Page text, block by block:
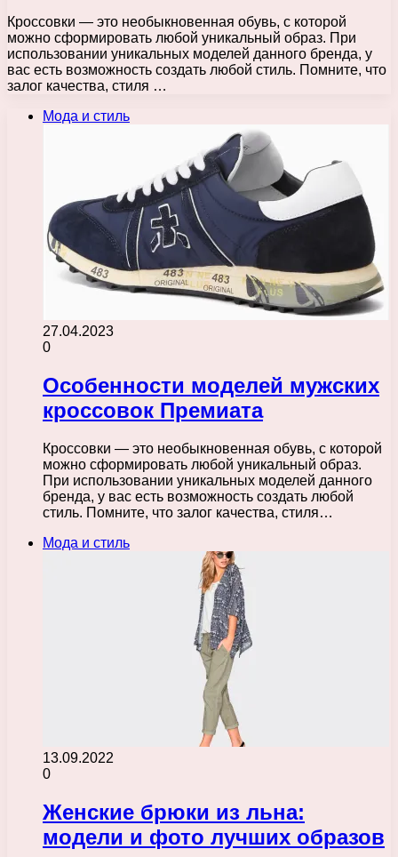
Кроссовки — это необыкновенная обувь, с которой
можно сформировать любой уникальный образ. При
использовании уникальных моделей данного бренда, у
вас есть возможность создать любой стиль. Помните, что
залог качества, стиля …
Мода и стиль
27.04.2023
0
Особенности моделей мужских
кроссовок Премиата
Кроссовки — это необыкновенная обувь, с которой
можно сформировать любой уникальный образ.
При использовании уникальных моделей данного
бренда, у вас есть возможность создать любой
стиль. Помните, что залог качества, стиля…
Мода и стиль
13.09.2022
0
Женские брюки из льна:
модели и фото лучших образов